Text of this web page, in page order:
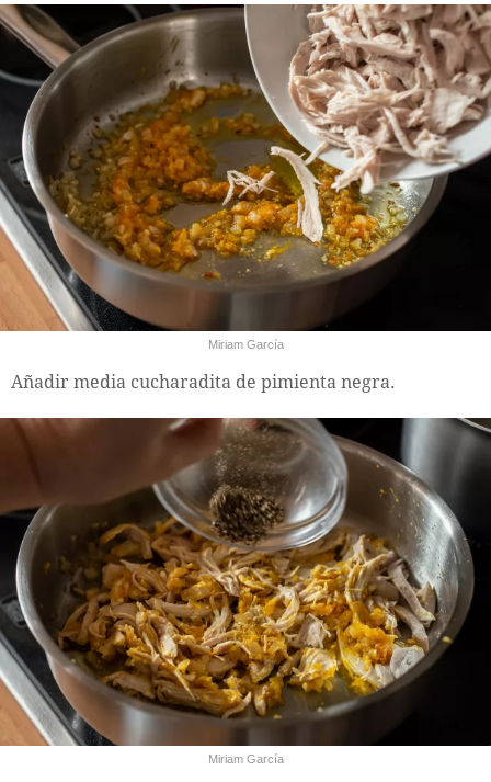
Miriam García
Añadir media cucharadita de pimienta negra.
Miriam García